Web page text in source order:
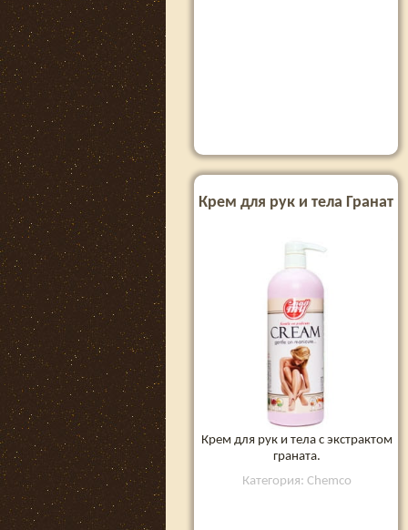
Крем для рук и тела Гранат
Крем для рук и тела с экстрактом
граната.
Категория: Chemco